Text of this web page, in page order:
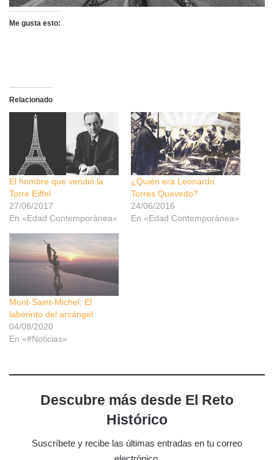
Me gusta esto:
Relacionado
El hombre que vendió la
Torre Eiffel
27/06/2017
En «Edad Contemporánea»
¿Quién era Leonardo
Torres Quevedo?
24/06/2016
En «Edad Contemporánea»
Mont-Saint-Michel: El
laberinto del arcángel
04/08/2020
En «#Noticias»
Descubre más desde El Reto
Histórico
Suscríbete y recibe las últimas entradas en tu correo